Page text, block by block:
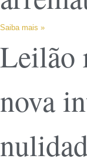
Saiba mais »
Leilão
nova